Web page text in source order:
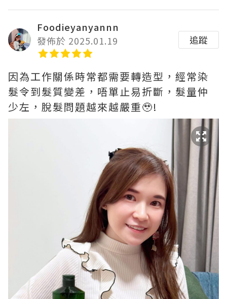
Foodieyanyannn
發佈於 2025.01.19
追蹤
因為工作關係時常都需要轉造型，經常染
髮令到髮質變差，唔單止易折斷，髮量仲
少左，脫髮問題越來越嚴重🥹!